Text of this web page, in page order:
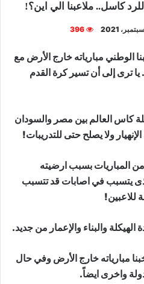
كاسل.. ملاعبنا الي اين؟!
396
الوطني مبارياته خارج الأرض مع
ترى إلى أن تسير كرة القدم
كاس العالم بين مصر والسودان
ولا يصلح حتى للتدريبات!
المباريات بسبب ارضيته
يتسبب في اصابات قد تتسبب
للاعبين!
الهيكلة والبناء والإعمار من جديد.
مبارياته خارج الأرض وفي حال
دولة واخرى ايضاً.